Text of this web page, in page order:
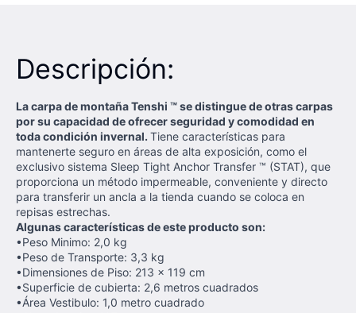
Descripción:
La carpa de montaña Tenshi ™ se distingue de otras carpas
por su capacidad de ofrecer seguridad y comodidad en
toda condición invernal. Tiene características para
mantenerte seguro en áreas de alta exposición, como el
exclusivo sistema Sleep Tight Anchor Transfer ™ (STAT), que
proporciona un método impermeable, conveniente y directo
para transferir un ancla a la tienda cuando se coloca en
repisas estrechas.
Algunas características de este producto son:
•Peso Minimo: 2,0 kg
•Peso de Transporte: 3,3 kg
•Dimensiones de Piso: 213 x 119 cm
•Superficie de cubierta: 2,6 metros cuadrados
•Área Vestibulo: 1,0 metro cuadrado